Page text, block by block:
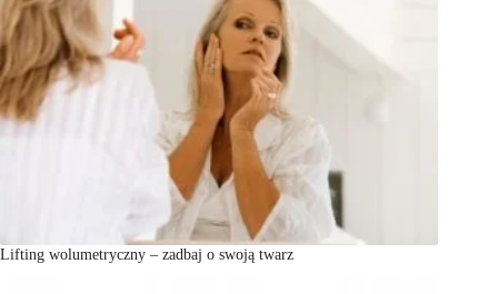
Lifting wolumetryczny – zadbaj o swoją twarz